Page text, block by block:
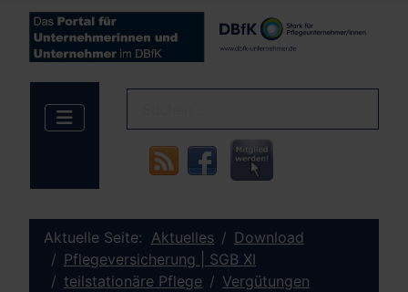
Aktuelle Seite: Aktuelles
Download
Pflegeversicherung | SGB XI
teilstationäre Pflege
Vergütungen